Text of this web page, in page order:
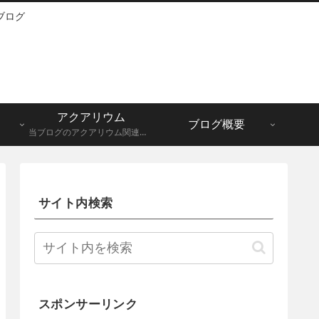
ログ
アクアリウム
当ブログのアクアリウム関連記事一覧になります。メダカ、グッピーなど。
ブログ概要
サイト内検索
スポンサーリンク